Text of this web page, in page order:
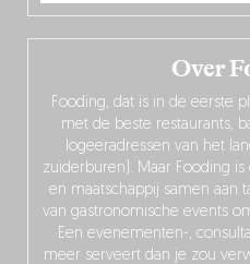
Over
Fooding, dat is in de eerste
met de beste restaurants,
logeeradressen van het
zuiderburen). Maar Fooding
en maatschappij samen aan
van gastronomische events
Een evenementen-,
meer serveert dan je zou